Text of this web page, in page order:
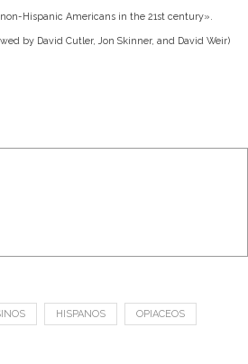
Hispanic Americans in the 21st century».
by David Cutler, Jon Skinner, and David Weir)
HISPANOS OPIACEOS